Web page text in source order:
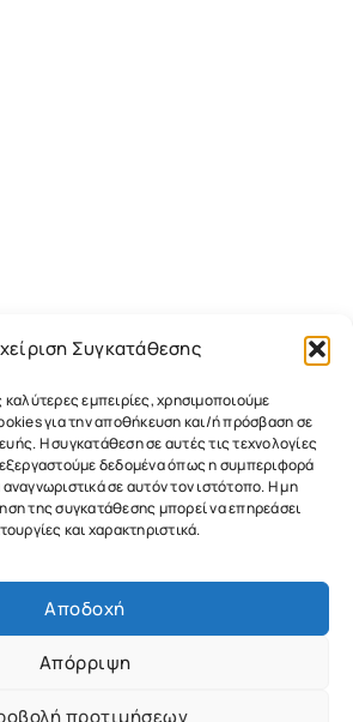
Συγκατάθεσης
εμπειρίες, χρησιμοποιούμε
για την αποθήκευση και/ή πρόσβαση σε
Η συγκατάθεση σε αυτές τις τεχνολογίες
δεδομένα όπως η συμπεριφορά
σε αυτόν τον ιστότοπο. Η μη
της συγκατάθεσης μπορεί να επηρεάσει
και χαρακτηριστικά.
Αποδοχή
Απόρριψη
προτιμήσεων